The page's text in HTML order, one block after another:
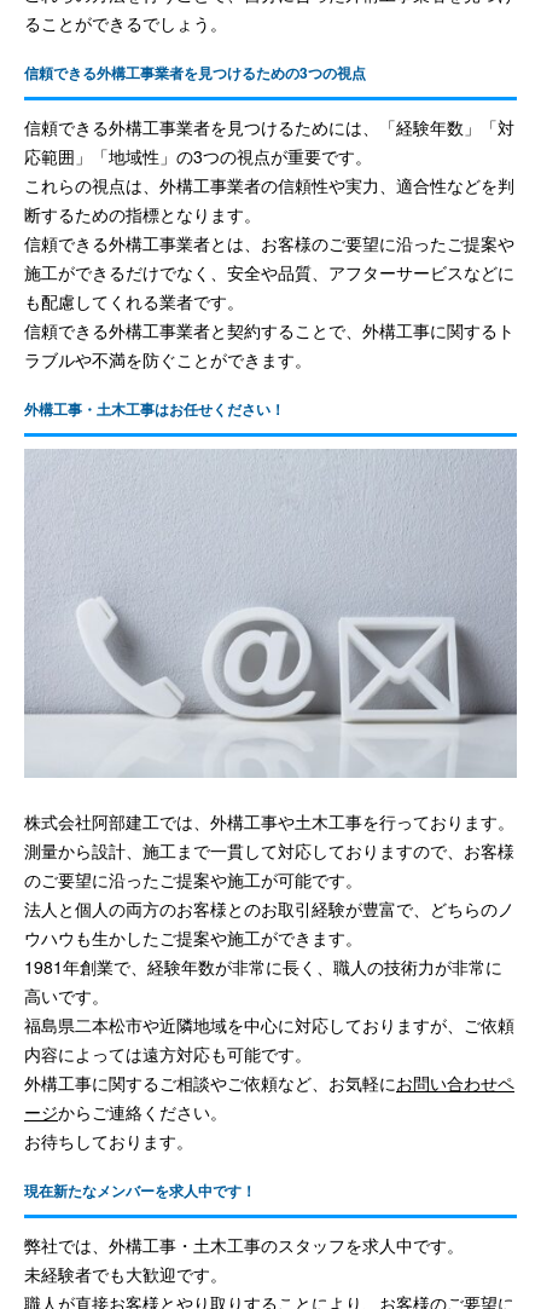
ることができるでしょう。
信頼できる外構工事業者を見つけるための3つの視点
信頼できる外構工事業者を見つけるためには、「経験年数」「対
応範囲」「地域性」の3つの視点が重要です。
これらの視点は、外構工事業者の信頼性や実力、適合性などを判
断するための指標となります。
信頼できる外構工事業者とは、お客様のご要望に沿ったご提案や
施工ができるだけでなく、安全や品質、アフターサービスなどに
も配慮してくれる業者です。
信頼できる外構工事業者と契約することで、外構工事に関するト
ラブルや不満を防ぐことができます。
外構工事・土木工事はお任せください！
株式会社阿部建工では、外構工事や土木工事を行っております。
測量から設計、施工まで一貫して対応しておりますので、お客様
のご要望に沿ったご提案や施工が可能です。
法人と個人の両方のお客様とのお取引経験が豊富で、どちらのノ
ウハウも生かしたご提案や施工ができます。
1981年創業で、経験年数が非常に長く、職人の技術力が非常に
高いです。
福島県二本松市や近隣地域を中心に対応しておりますが、ご依頼
内容によっては遠方対応も可能です。
外構工事に関するご相談やご依頼など、お気軽にお問い合わせペ
ージからご連絡ください。
お待ちしております。
現在新たなメンバーを求人中です！
弊社では、外構工事・土木工事のスタッフを求人中です。
未経験者でも大歓迎です。
職人が直接お客様とやり取りすることにより、お客様のご要望に